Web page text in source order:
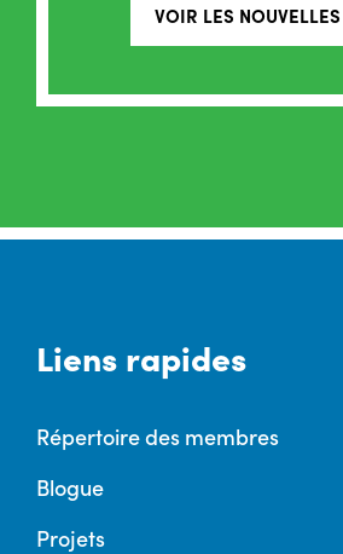
VOIR LES NOUVELLES
Liens rapides
Répertoire des membres
Blogue
Projets